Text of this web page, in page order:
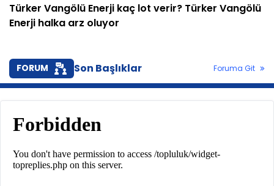
Türker Vangölü Enerji kaç lot verir? Türker Vangölü
Enerji halka arz oluyor
FORUM Son Başlıklar Foruma Git